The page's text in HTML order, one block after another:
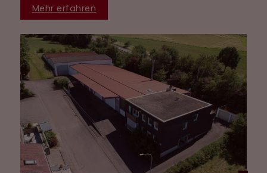
Mehr erfahren